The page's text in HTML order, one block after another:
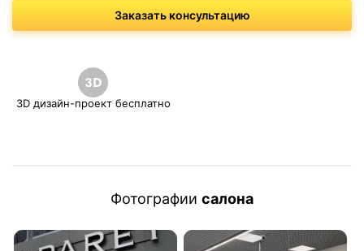
Заказать консультацию
3D дизайн-проект бесплатно
Фотографии салона